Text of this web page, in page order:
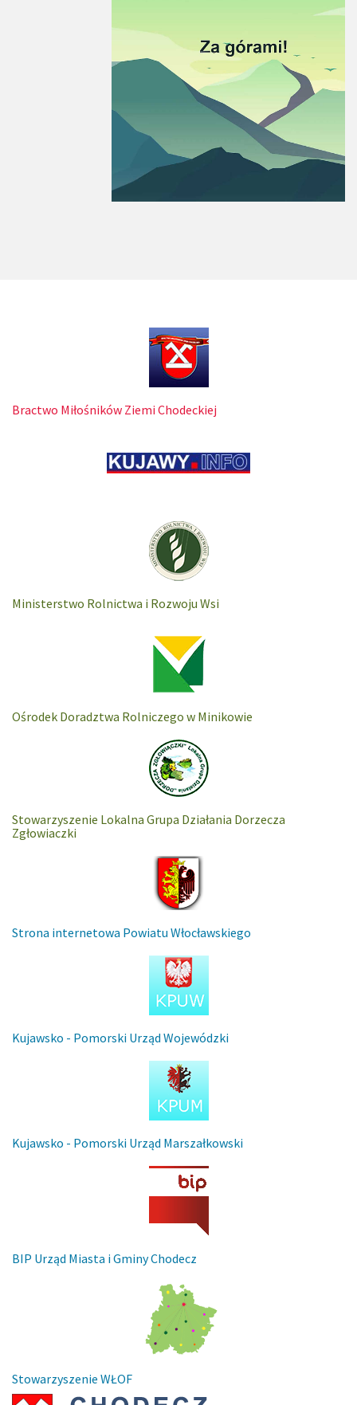
Bractwo Miłośników Ziemi Chodeckiej
Ministerstwo Rolnictwa i Rozwoju Wsi
Ośrodek Doradztwa Rolniczego w Minikowie
Stowarzyszenie Lokalna Grupa Działania Dorzecza
Zgłowiaczki
Strona internetowa Powiatu Włocławskiego
Kujawsko - Pomorski Urząd Wojewódzki
Kujawsko - Pomorski Urząd Marszałkowski
BIP Urząd Miasta i Gminy Chodecz
Stowarzyszenie WŁOF